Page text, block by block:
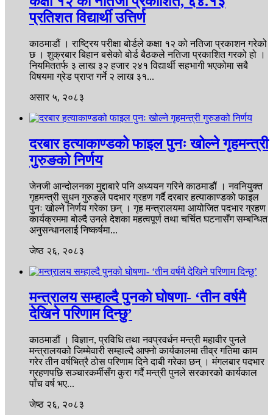
प्रतिशत विद्यार्थी उत्तिर्ण
काठमाडौं । राष्ट्रिय परीक्षा बोर्डले कक्षा १२ को नतिजा प्रकाशन गरेको
छ । शुक्रबार बिहान बसेको बोर्ड बैठकले नतिजा प्रकाशित गरको हो ।
नियमिततर्फ ३ लाख ३२ हजार २४१ विद्यार्थी सहभागी भएकोमा सबै
विषयमा ग्रेड प्राप्त गर्ने २ लाख ३१...
असार ५, २०८३
दरबार हत्याकाण्डको फाइल पुनः खोल्ने गृहमन्त्री
गुरुङको निर्णय
जेनजी आन्दोलनका मुद्दाबारे पनि अध्ययन गरिने काठमाडौं । नवनियुक्त
गृहमन्त्री सुधन गुरुङले पदभार ग्रहण गर्दै दरबार हत्याकाण्डको फाइल
पुनः खोल्ने निर्णय गरेका छन् । गृह मन्त्रालयमा आयोजित पदभार ग्रहण
कार्यक्रममा बोल्दै उनले देशका महत्वपूर्ण तथा चर्चित घटनासँग सम्बन्धित
अनुसन्धानलाई निष्कर्षमा...
जेष्ठ २६, २०८३
मन्त्रालय सम्हाल्दै पुनको घोषणा- ‘तीन वर्षमै
देखिने परिणाम दिन्छु’
काठमाडौं । विज्ञान, प्रविधि तथा नवप्रवर्धन मन्त्री महावीर पुनले
मन्त्रालयको जिम्मेवारी सम्हाल्दै आफ्नो कार्यकालमा तीव्र गतिमा काम
गरेर तीन वर्षभित्रै ठोस परिणाम दिने दाबी गरेका छन् । मंगलबार पदभार
ग्रहणपछि सञ्चारकर्मीसँग कुरा गर्दै मन्त्री पुनले सरकारको कार्यकाल
पाँच वर्ष भए...
जेष्ठ २६, २०८३